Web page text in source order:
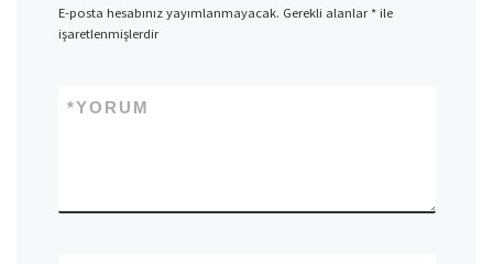
E-posta hesabınız yayımlanmayacak. Gerekli alanlar*ile
işaretlenmişlerdir
YORUM
*